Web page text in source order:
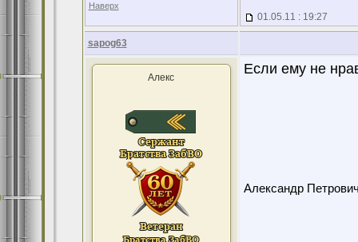
Наверх
01.05.11 : 19:27
sapog63
Алекс
Если ему не
Александр